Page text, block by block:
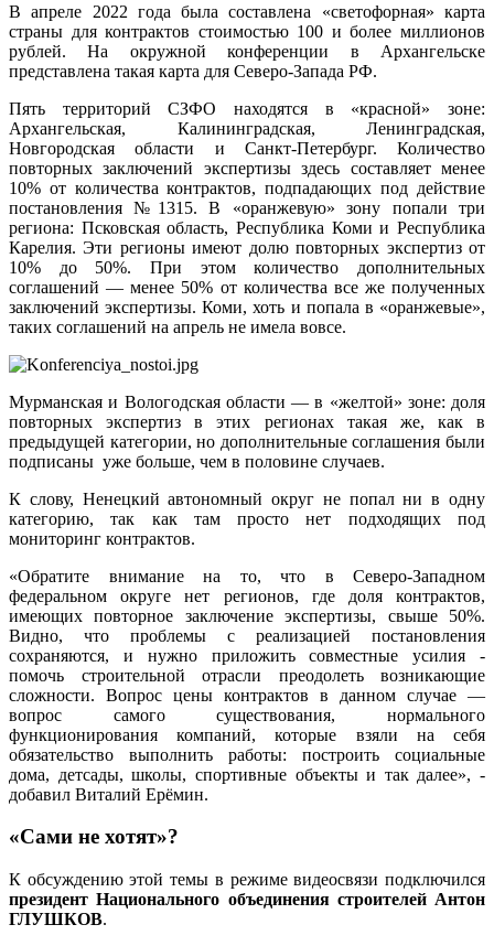
В апреле 2022 года была составлена «светофорная» карта
страны для контрактов стоимостью 100 и более миллионов
рублей. На окружной конференции в Архангельске
представлена такая карта для Северо-Запада РФ.
Пять территорий СЗФО находятся в «красной» зоне:
Архангельская, Калининградская, Ленинградская,
Новгородская области и Санкт-Петербург. Количество
повторных заключений экспертизы здесь составляет менее
10% от количества контрактов, подпадающих под действие
постановления №1315. В «оранжевую» зону попали три
региона: Псковская область, Республика Коми и Республика
Карелия. Эти регионы имеют долю повторных экспертиз от
10% до 50%. При этом количество дополнительных
соглашений — менее 50% от количества все же полученных
заключений экспертизы. Коми, хоть и попала в «оранжевые»,
таких соглашений на апрель не имела вовсе.
Мурманская и Вологодская области — в «желтой» зоне: доля
повторных экспертиз в этих регионах такая же, как в
предыдущей категории, но дополнительные соглашения были
подписаны уже больше, чем в половине случаев.
К слову, Ненецкий автономный округ не попал ни в одну
категорию, так как там просто нет подходящих под
мониторинг контрактов.
«Обратите внимание на то, что в Северо-Западном
федеральном округе нет регионов, где доля контрактов,
имеющих повторное заключение экспертизы, свыше 50%.
Видно, что проблемы с реализацией постановления
сохраняются, и нужно приложить совместные усилия -
помочь строительной отрасли преодолеть возникающие
сложности. Вопрос цены контрактов в данном случае —
вопрос самого существования, нормального
функционирования компаний, которые взяли на себя
обязательство выполнить работы: построить социальные
дома, детсады, школы, спортивные объекты и так далее», -
добавил Виталий Ерёмин.
«Сами не хотят»?
К обсуждению этой темы в режиме видеосвязи подключился
президент Национального объединения строителей Антон
ГЛУШКОВ.